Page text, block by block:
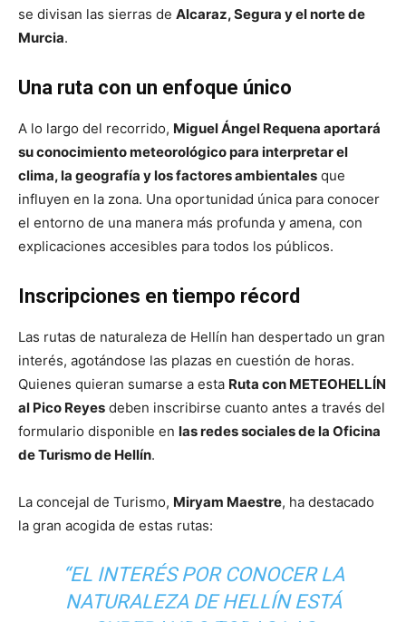
se divisan las sierras de Alcaraz, Segura y el norte de
Murcia.
Una ruta con un enfoque único
A lo largo del recorrido, Miguel Ángel Requena aportará
su conocimiento meteorológico para interpretar el
clima, la geografía y los factores ambientales que
influyen en la zona. Una oportunidad única para conocer
el entorno de una manera más profunda y amena, con
explicaciones accesibles para todos los públicos.
Inscripciones en tiempo récord
Las rutas de naturaleza de Hellín han despertado un gran
interés, agotándose las plazas en cuestión de horas.
Quienes quieran sumarse a esta Ruta con METEOHELLÍN
al Pico Reyes deben inscribirse cuanto antes a través del
formulario disponible en las redes sociales de la Oficina
de Turismo de Hellín.
La concejal de Turismo, Miryam Maestre, ha destacado
la gran acogida de estas rutas:
“EL INTERÉS POR CONOCER LA
NATURALEZA DE HELLÍN ESTÁ